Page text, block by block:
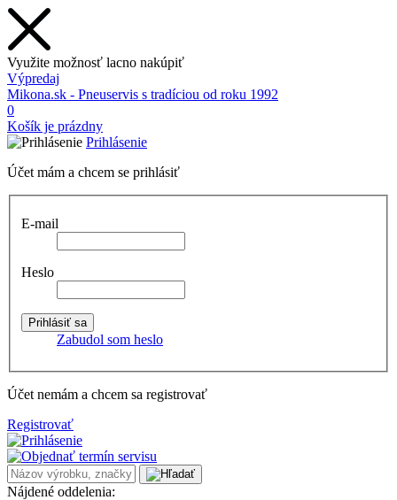
Využite možnosť lacno nakúpiť
Výpredaj
Mikona.sk - Pneuservis s tradíciou od roku 1992
0
Košík je prázdny
Prihlásenie
Účet mám a chcem se prihlásiť
E-mail
Heslo
Zabudol som heslo
Účet nemám a chcem sa registrovať
Registrovať
Nájdené oddelenia: